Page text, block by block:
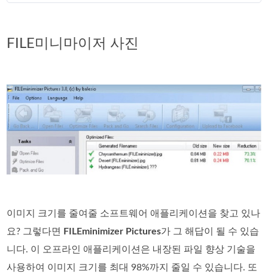
FILE미니마이저 사진
이미지 크기를 줄여줄 소프트웨어 애플리케이션을 찾고 있나
요? 그렇다면
FILEminimizer Pictures가 그 해답이 될 수 있습
니다. 이 오프라인 애플리케이션은 내장된 파일 향상 기술을
사용하여 이미지 크기를 최대 98%까지 줄일 수 있습니다. 또